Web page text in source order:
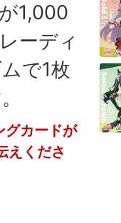
1,000
ーディ
で1枚
グカードが
えくださ